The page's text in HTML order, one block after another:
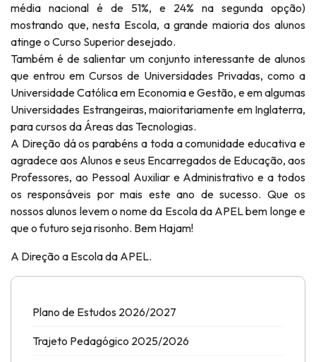
média nacional é de 51%, e 24% na segunda opção)
mostrando que, nesta Escola, a grande maioria dos alunos
atinge o Curso Superior desejado.
Também é de salientar um conjunto interessante de alunos
que entrou em Cursos de Universidades Privadas, como a
Universidade Católica em Economia e Gestão, e em algumas
Universidades Estrangeiras, maioritariamente em Inglaterra,
para cursos da Áreas das Tecnologias.
A Direção dá os parabéns a toda a comunidade educativa e
agradece aos Alunos e seus Encarregados de Educação, aos
Professores, ao Pessoal Auxiliar e Administrativo e a todos
os responsáveis por mais este ano de sucesso. Que os
nossos alunos levem o nome da Escola da APEL bem longe e
que o futuro seja risonho. Bem Hajam!
A Direção a Escola da APEL.
Plano de Estudos 2026/2027
Trajeto Pedagógico 2025/2026